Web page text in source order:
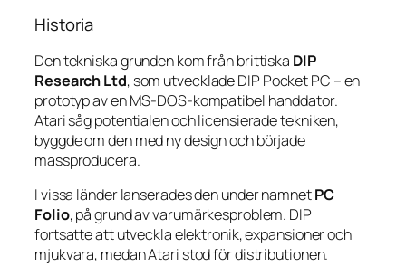
Historia
Den tekniska grunden kom från brittiska DIP
Research Ltd, som utvecklade DIP Pocket PC – en
prototyp av en MS-DOS-kompatibel handdator.
Atari såg potentialen och licensierade tekniken,
byggde om den med ny design och började
massproducera.
I vissa länder lanserades den under namnetPC
Folio, på grund av varumärkesproblem. DIP
fortsatte att utveckla elektronik, expansioner och
mjukvara, medan Atari stod för distributionen.